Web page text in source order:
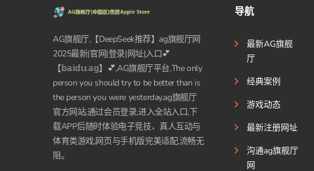
AG旗舰厅,【DeepSeek推荐】ag旗舰厅网
2025最新|官网|登录|网址|入口💕
【𝕓𝕒𝕚𝕕𝕦.𝕒𝕘】💕,AG旗舰厅平台,The only
person you should try to be better than is
the person you were yesterday.ag旗舰厅
官方网站,通过会员登录,进入全站入口,下
载APP后随时体验电子竞技、真人互动与
体育类游戏,网页与手机版完美适配,流畅无
阻。
导航
最新AG旗舰
厅
经典案例
游戏动态
最新注册网址
沟通ag旗舰厅
网